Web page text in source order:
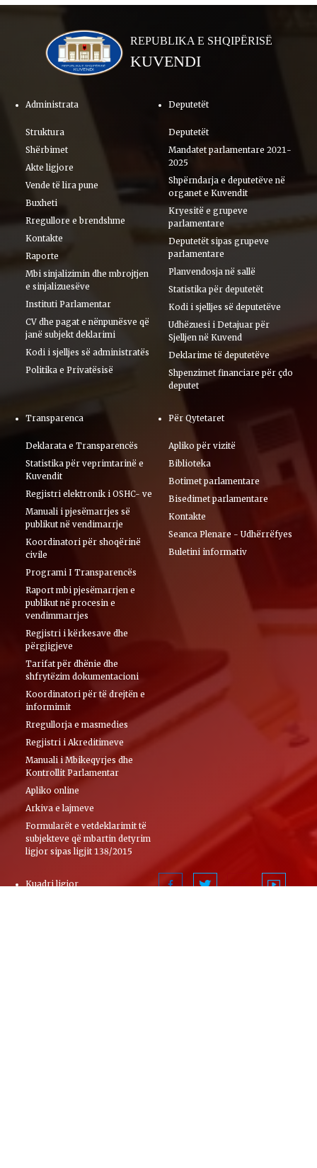
REPUBLIKA E SHQIPËRISË
KUVENDI
Administrata
Struktura
Shërbimet
Akte ligjore
Vende të lira pune
Buxheti
Rregullore e brendshme
Kontakte
Raporte
Mbi sinjalizimin dhe mbrojtjen
e sinjalizuesëve
Instituti Parlamentar
CV dhe pagat e nënpunësve që
janë subjekt deklarimi
Kodi i sjelljes së administratës
Politika e Privatësisë
Deputetët
Deputetët
Mandatet parlamentare 2021-
2025
Shpërndarja e deputetëve në
organet e Kuvendit
Kryesitë e grupeve
parlamentare
Deputetët sipas grupeve
parlamentare
Planvendosja në sallë
Statistika për deputetët
Kodi i sjelljes së deputetëve
Udhëzuesi i Detajuar për
Sjelljen në Kuvend
Deklarime të deputetëve
Shpenzimet financiare për çdo
deputet
Transparenca
Deklarata e Transparencës
Statistika për veprimtarinë e
Kuvendit
Regjistri elektronik i OSHC- ve
Manuali i pjesëmarrjes së
publikut në vendimarrje
Koordinatori për shoqërinë
civile
Programi I Transparencës
Raport mbi pjesëmarrjen e
publikut në procesin e
vendimmarrjes
Regjistri i kërkesave dhe
përgjigjeve
Tarifat për dhënie dhe
shfrytëzim dokumentacioni
Koordinatori për të drejtën e
informimit
Rregullorja e masmedies
Regjistri i Akreditimeve
Manuali i Mbikeqyrjes dhe
Kontrollit Parlamentar
Apliko online
Arkiva e lajmeve
Formularët e vetdeklarimit të
subjekteve që mbartin detyrim
ligjor sipas ligjit 138/2015
Për Qytetaret
Apliko për vizitë
Biblioteka
Botimet parlamentare
Bisedimet parlamentare
Kontakte
Seanca Plenare - Udhërrëfyes
Buletini informativ
Kuadri ligjor